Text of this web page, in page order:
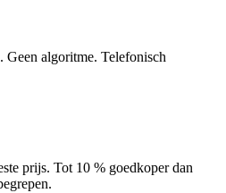
algoritme. Telefonisch
prijs. Tot 10 % goedkoper dan